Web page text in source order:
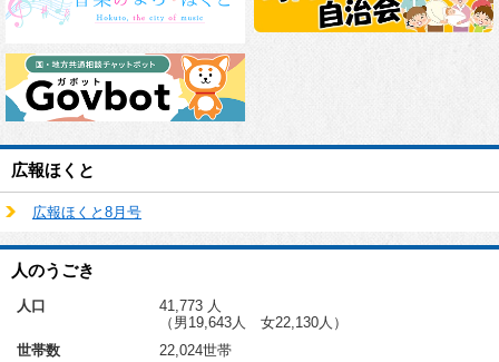
広報ほくと
広報ほくと8月号
人のうごき
人口
41,773 人
（男19,643人 女22,130人）
世帯数
22,024世帯